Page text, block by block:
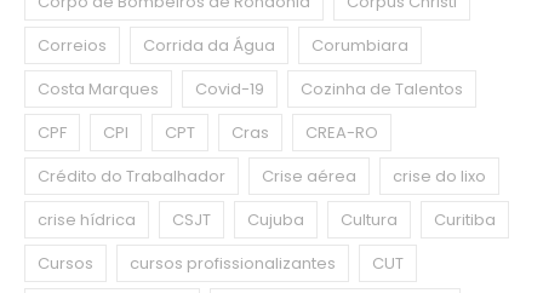
Correios
Corrida da Água
Corumbiara
Costa Marques
Covid-19
Cozinha de Talentos
CPF
CPI CPT Cras
CREA-RO
Crédito do Trabalhador
Crise aérea
crise do lixo
crise hídrica
CSJT Cujuba Cultura
Curitiba
Cursos
cursos profissionalizantes
CUT